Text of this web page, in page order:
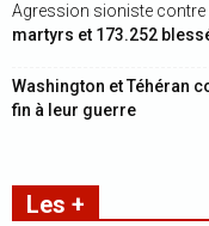
Agression sioniste contre
martyrs et 173.252
Washington et Téhéran
fin à leur guerre
Les +